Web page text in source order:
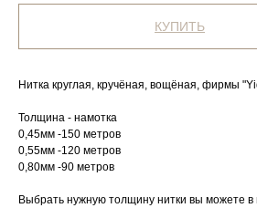
КУПИТЬ
Нитка круглая, кручёная, вощёная, фирмы
Толщина - намотка
0,45мм -150 метров
0,55мм -120 метров
0,80мм -90 метров
Выбрать нужную толщину нитки вы можете